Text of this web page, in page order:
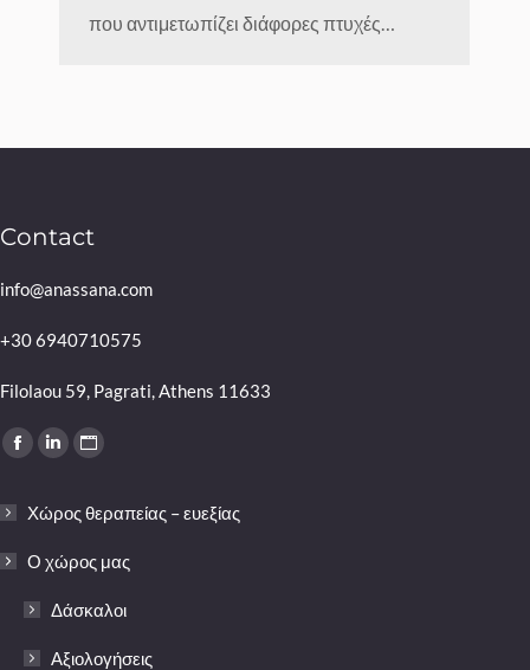
που αντιμετωπίζει διάφορες πτυχές…
Contact
info@anassana.com
+30 6940710575
Filolaou 59, Pagrati, Athens 11633
Find us on:
Facebook
opens
in
window
Linkedin
opens
window
Website
opens
window
Χώρος θεραπείας – ευεξίας
Ο χώρος μας
Δάσκαλοι
Αξιολογήσεις